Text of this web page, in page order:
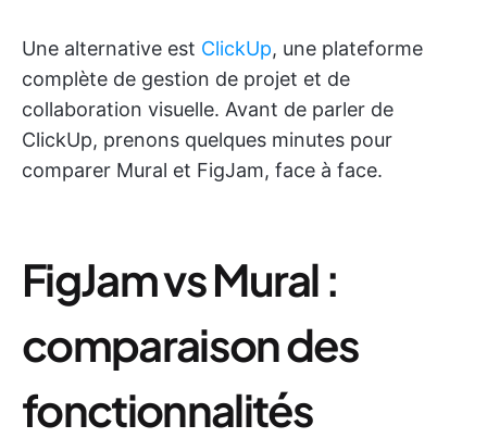
Une alternative est ClickUp, une plateforme
complète de gestion de projet et de
collaboration visuelle. Avant de parler de
ClickUp, prenons quelques minutes pour
comparer Mural et FigJam, face à face.
FigJam vs Mural :
comparaison des
fonctionnalités